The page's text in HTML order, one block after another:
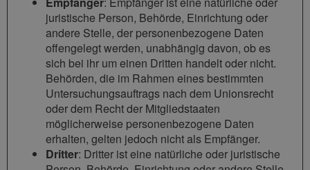
juristische Person, Behörde, Einrichtung oder
andere Stelle, der personenbezogene Daten
offengelegt werden, unabhängig davon, ob es
sich bei ihr um einen Dritten handelt oder nicht.
Behörden, die im Rahmen eines bestimmten
Untersuchungsauftrags nach dem Unionsrecht
oder dem Recht der Mitgliedstaaten
möglicherweise personenbezogene Daten
erhalten, gelten jedoch nicht als Empfänger.
Dritter: Dritter ist eine natürliche oder juristische